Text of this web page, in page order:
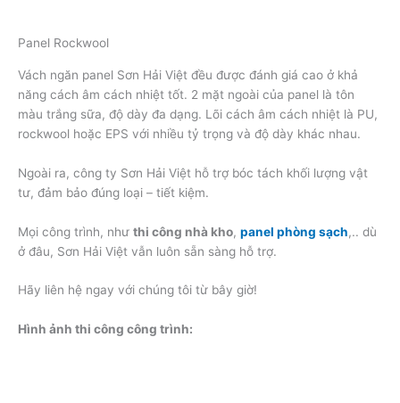
Panel Rockwool
Vách ngăn panel Sơn Hải Việt đều được đánh giá cao ở khả
năng cách âm cách nhiệt tốt. 2 mặt ngoài của panel là tôn
màu trắng sữa, độ dày đa dạng. Lõi cách âm cách nhiệt là PU,
rockwool hoặc EPS với nhiều tỷ trọng và độ dày khác nhau.
Ngoài ra, công ty Sơn Hải Việt hỗ trợ bóc tách khối lượng vật
tư, đảm bảo đúng loại – tiết kiệm.
Mọi công trình, như thi công nhà kho, panel phòng sạch,.. dù
ở đâu, Sơn Hải Việt vẫn luôn sẵn sàng hỗ trợ.
Hãy liên hệ ngay với chúng tôi từ bây giờ!
Hình ảnh thi công công trình: